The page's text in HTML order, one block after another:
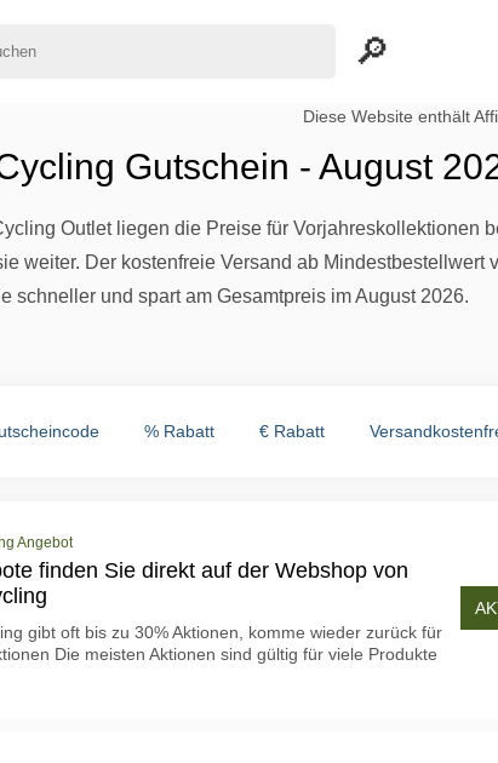
Diese Website enthält
Gutschein - August
Outlet liegen die Preise für Vorjahreskollektionen
weiter. Der kostenfreie Versand ab
schneller und spart am Gesamtpreis im August 2026.
% Rabatt € Rabatt
Angebot
finden Sie direkt auf der Webshop von
gibt oft bis zu 30% Aktionen, komme wieder zurück für
Die meisten Aktionen sind gültig für viele Produkte